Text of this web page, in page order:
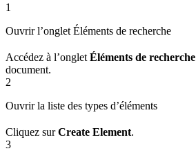
1
Ouvrir l’onglet Éléments de recherche
Accédez à l’onglet Éléments de recherche
document.
2
Ouvrir la liste des types d’éléments
Cliquez surCreate Element.
3